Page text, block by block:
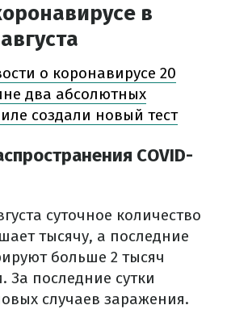
в
о коронавирусе 20
два абсолютных
создали новый тест
COVID-
суточное количество
тысячу, а последние
больше 2 тысяч
За последние сутки
случаев заражения.